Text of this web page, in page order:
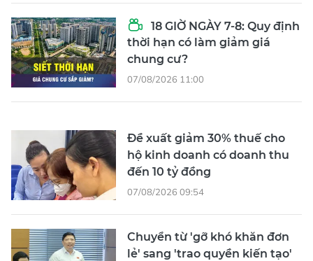
18 GIỜ NGÀY 7-8: Quy định
thời hạn có làm giảm giá
chung cư?
07/08/2026 11:00
Đề xuất giảm 30% thuế cho
hộ kinh doanh có doanh thu
đến 10 tỷ đồng
07/08/2026 09:54
Chuyển từ 'gỡ khó khăn đơn
lẻ' sang 'trao quyền kiến tạo'